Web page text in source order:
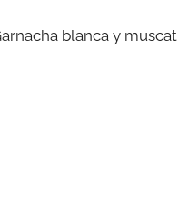
blanca y muscat